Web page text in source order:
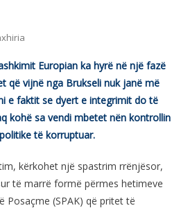
Europian ka hyrë në një fazë
që vijnë nga Brukseli nuk janë më
e faktit se dyert e integrimit do të
kohë sa vendi mbetet nën kontrollin
të korruptuar.
kërkohet një spastrim rrënjësor,
të marrë formë përmes hetimeve
Posaçme (SPAK) që pritet të